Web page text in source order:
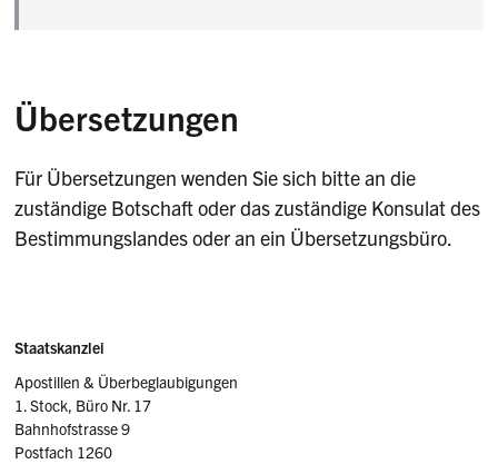
Übersetzungen
Für Übersetzungen wenden Sie sich bitte an die
zuständige Botschaft oder das zuständige Konsulat des
Bestimmungslandes oder an ein Übersetzungsbüro.
Sidebar
Adresse
Staatskanzlei
Apostillen & Überbeglaubigungen
1. Stock, Büro Nr. 17
Bahnhofstrasse 9
Postfach 1260